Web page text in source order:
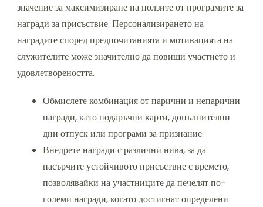
значение за максимизиране на ползите от програмите за
награди за присъствие. Персонализирането на
наградите според предпочитанията и мотивацията на
служителите може значително да повиши участието и
удовлетвореността.
Обмислете комбинация от парични и непарични
награди, като подаръчни карти, допълнителни
дни отпуск или програми за признание.
Внедрете награди с различни нива, за да
насърчите устойчивото присъствие с времето,
позволявайки на участниците да печелят по-
големи награди, когато достигнат определени